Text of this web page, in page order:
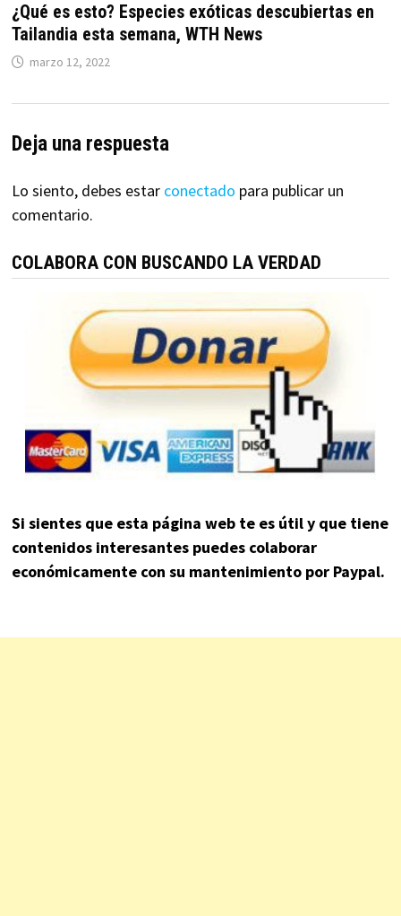
¿Qué es esto? Especies exóticas descubiertas en
Tailandia esta semana, WTH News
marzo 12, 2022
Deja una respuesta
Lo siento, debes estar conectado para publicar un
comentario.
COLABORA CON BUSCANDO LA VERDAD
Si sientes que esta página web te es útil y que tiene
contenidos interesantes puedes colaborar
económicamente con su mantenimiento por Paypal.